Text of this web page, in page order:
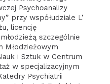
Psychoanalizy
przy współudziale L’
licencję
szczególnie
Młodzieżowym
i Sztuk w Centrum
w specjalizacyjnym
Psychiatrii